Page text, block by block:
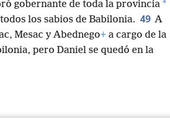
engrandeció a Daniel, le hizo
gobernante de toda la provincia
los sabios de Babilonia. 49 A
Mesac y Abednego +a cargo de la
pero Daniel se quedó en la